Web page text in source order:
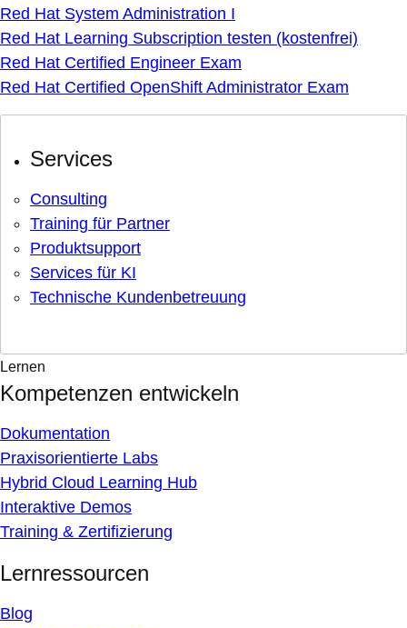
Red Hat System Administration I
Red Hat Learning Subscription testen (kostenfrei)
Red Hat Certified Engineer Exam
Red Hat Certified OpenShift Administrator Exam
Services
Consulting
Training für Partner
Produktsupport
Services für KI
Technische Kundenbetreuung
Lernen
Kompetenzen entwickeln
Dokumentation
Praxisorientierte Labs
Hybrid Cloud Learning Hub
Interaktive Demos
Training & Zertifizierung
Lernressourcen
Blog